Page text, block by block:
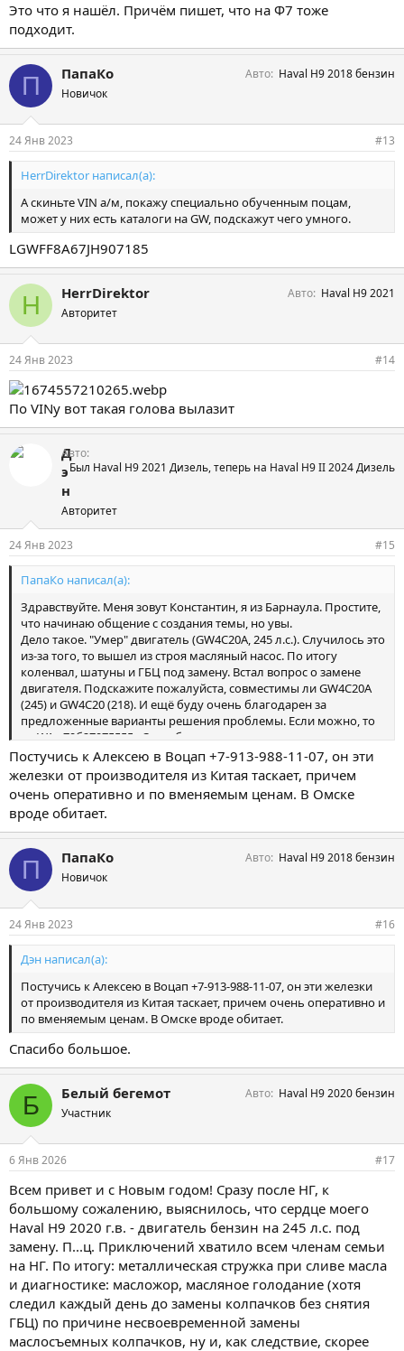
Это что я нашёл. Причём пишет, что на Ф7 тоже
подходит.
П ПапаКо
Новичок
Авто Haval H9 2018 бензин
24 Янв 2023 #13
HerrDirektor написал(а):
А скиньте VIN а/м, покажу специально обученным поцам,
может у них есть каталоги на GW, подскажут чего умного.
LGWFF8A67JH907185
H HerrDirektor
Авторитет
Авто Haval H9 2021
24 Янв 2023 #14
По VINу вот такая голова вылазит
Д
э
н
Авторитет
Авто
Был Haval H9 2021 Дизель, теперь на Haval H9 II 2024 Дизель
24 Янв 2023 #15
ПапаКо написал(а):
Здравствуйте. Меня зовут Константин, я из Барнаула. Простите,
что начинаю общение с создания темы, но увы.
Дело такое. "Умер" двигатель (GW4C20A, 245 л.с.). Случилось это
из-за того, то вышел из строя масляный насос. По итогу
коленвал, шатуны и ГБЦ под замену. Встал вопрос о замене
двигателя. Подскажите пожалуйста, совместимы ли GW4C20A
(245) и GW4C20 (218). И ещё буду очень благодарен за
предложенные варианты решения проблемы. Если можно, то
на WA +79б27975555 . Спасибо.
Постучись к Алексею в Воцап +7-913-988-11-07, он эти
железки от производителя из Китая таскает, причем
очень оперативно и по вменяемым ценам. В Омске
вроде обитает.
П ПапаКо
Новичок
Авто Haval H9 2018 бензин
24 Янв 2023 #16
Дэн написал(а):
Постучись к Алексею в Воцап +7-913-988-11-07, он эти железки
от производителя из Китая таскает, причем очень оперативно и
по вменяемым ценам. В Омске вроде обитает.
Спасибо большое.
Б Белый бегемот
Участник
Авто Haval H9 2020 бензин
6 Янв 2026 #17
Всем привет и с Новым годом! Сразу после НГ, к
большому сожалению, выяснилось, что сердце моего
Haval H9 2020 г.в. - двигатель бензин на 245 л.с. под
замену. П...ц. Приключений хватило всем членам семьи
на НГ. По итогу: металлическая стружка при сливе масла
и диагностике: масложор, масляное голодание (хотя
следил каждый день до замены колпачков без снятия
ГБЦ) по причине несвоевременной замены
маслосъемных колпачков, ну и, как следствие, скорее